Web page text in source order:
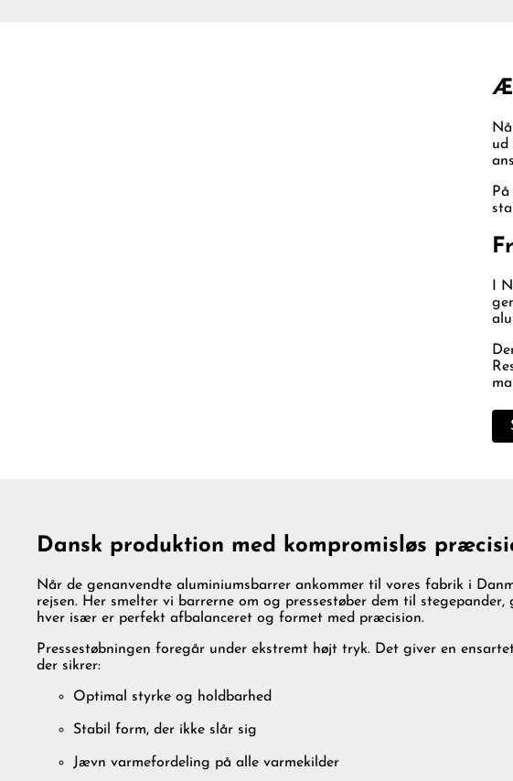
ud
I
Dansk produktion med kompromisløs
Når de genanvendte aluminiumsbarrer ankommer til vores fabrik i
rejsen. Her smelter vi barrerne om og pressestøber dem til
hver især er perfekt afbalanceret og formet med præcision.
Pressestøbningen foregår under ekstremt højt tryk. Det giver en
der sikrer:
Optimal styrke og holdbarhed
Stabil form, der ikke slår sig
Jævn varmefordeling på alle varmekilder